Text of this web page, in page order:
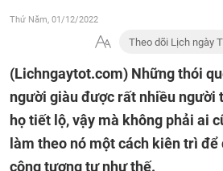
Thứ Năm, 01/12/2022
Theo dõi Lịch ngày
(Lichngaytot.com) Những thói
người giàu được rất nhiều người
họ tiết lộ, vậy mà không phải ai
làm theo nó một cách kiên trì
công tương tự như thế.